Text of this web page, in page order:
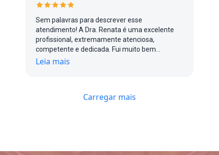
Sem palavras para descrever esse
atendimento! A Dra. Renata é uma excelente
profissional, extremamente atenciosa,
competente e dedicada. Fui muito bem
atendida do início ao fim, com um cuidado e
Leia mais
Carregar mais